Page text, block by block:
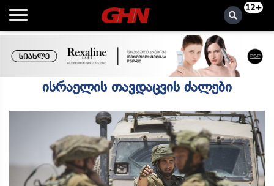
12+
ისრაელის თავდაცვის ძალები